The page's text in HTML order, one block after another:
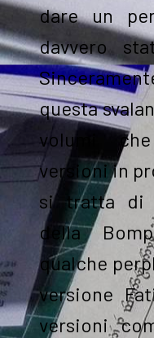
dare un
davvero
questa
volumi
versioni in
si tratta di
della
qualche
versione
versioni